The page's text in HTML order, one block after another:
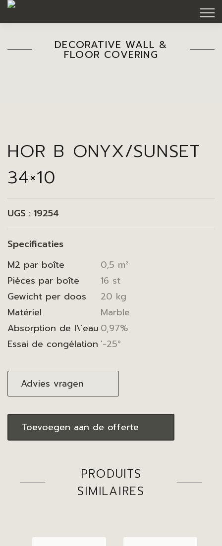
DECORATIVE WALL &
FLOOR COVERING
HOR B ONYX/SUNSET
34×10
UGS : 19254
Specificaties
M2 par boîte
0,5 m²
Pièces par boîte
16 st
Gewicht per doos
20 kg
Matériel
Marble
Absorption de l\'eau 0,97%
Essai de congélation '-25°
Advies vragen
Toevoegen aan de offerte
PRODUITS
SIMILAIRES